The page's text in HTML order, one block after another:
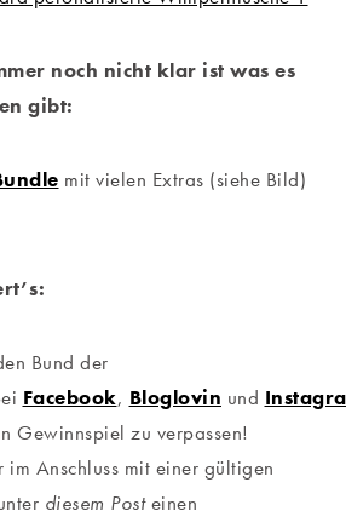
noch nicht klar ist was es
gibt:
mit vielen Extras (siehe Bild)
Bund der
Facebook, Bloglovin und
Gewinnspiel zu verpassen!
im Anschluss mit einer gültigen
diesem Posteinen